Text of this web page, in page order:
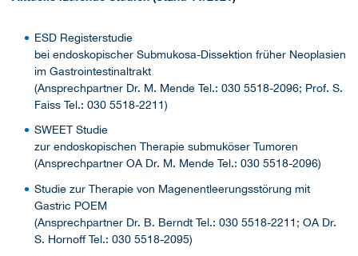
ESD Registerstudie
bei endoskopischer Submukosa-Dissektion früher Neoplasien
im Gastrointestinaltrakt
(Ansprechpartner Dr. M. Mende Tel.: 030 5518-2096; Prof. S.
Faiss Tel.: 030 5518-2211)
SWEET Studie
zur endoskopischen Therapie submuköser Tumoren
(Ansprechpartner OA Dr. M. Mende Tel.: 030 5518-2096)
Studie zur Therapie von Magenentleerungsstörung mit
Gastric POEM
(Ansprechpartner Dr. B. Berndt Tel.: 030 5518-2211; OA Dr.
S. Hornoff Tel.: 030 5518-2095)